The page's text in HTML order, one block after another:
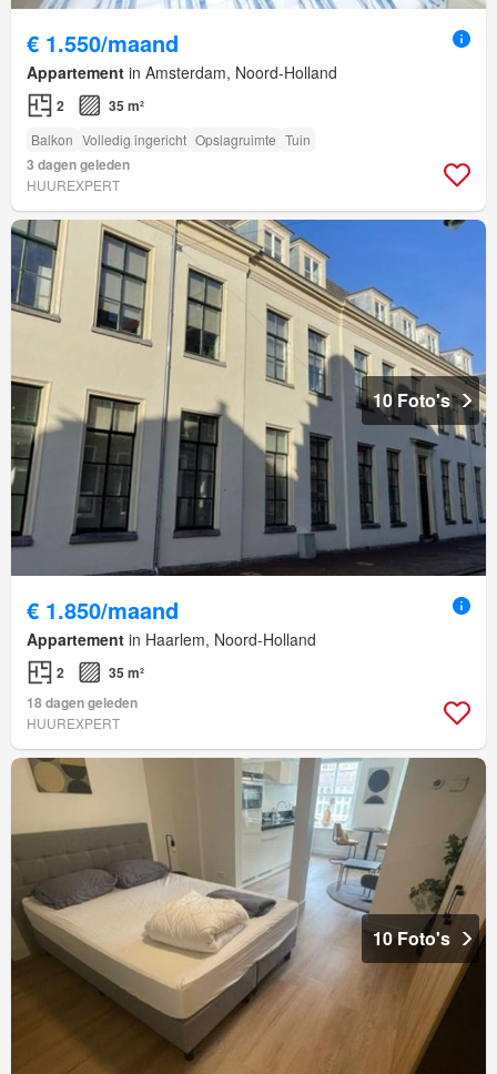
€ 1.550/maand
Appartement in Amsterdam, Noord-Holland
2 35 m²
Balkon Volledig ingericht Opslagruimte Tuin
3 dagen geleden
HUUREXPERT
10 Foto's
€ 1.850/maand
Appartement in Haarlem, Noord-Holland
2
35 m²
18 dagen geleden
HUUREXPERT
10 Foto's